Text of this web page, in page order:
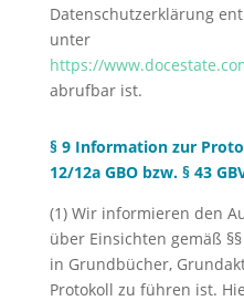
Datenschutzerklärung
unter
https://
abrufbar ist.
§ 9 Information zur
12/12a GBO bzw. § 43
(1) Wir informieren den
über Einsichten gemäß §§
in Grundbücher,
Protokoll zu führen ist.